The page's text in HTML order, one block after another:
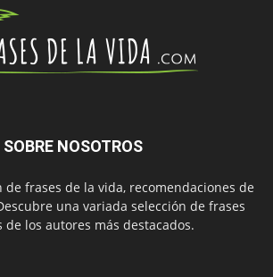
SOBRE NOSOTROS
de frases de la vida, recomendaciones de
una variada selección de frases
de los autores más destacados.